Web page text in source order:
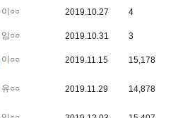
이○○ 2019.10.27 4
임○○ 2019.10.31 3
이○○ 2019.11.15 15,178
유○○ 2019.11.29 14,878